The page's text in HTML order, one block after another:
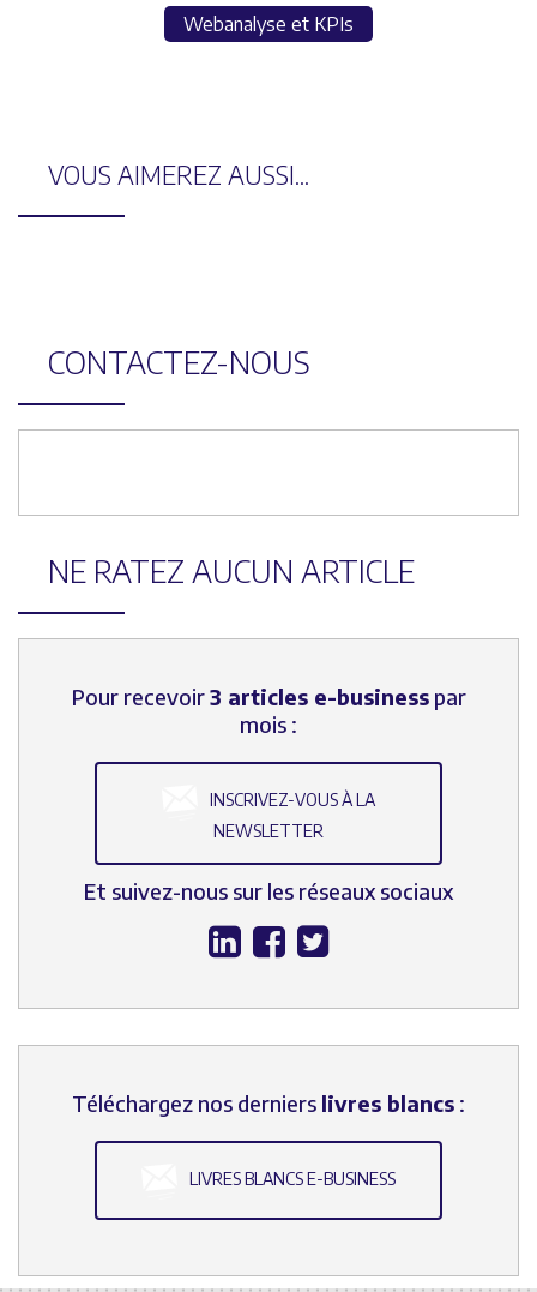
Webanalyse et KPIs
VOUS AIMEREZ AUSSI...
CONTACTEZ-NOUS
NE RATEZ AUCUN ARTICLE
Pour recevoir3 articles e-businesspar
mois :
INSCRIVEZ-VOUS À LA
NEWSLETTER
Et suivez-nous sur les réseaux sociaux
Téléchargez nos derniers livres blancs :
LIVRES BLANCS E-BUSINESS